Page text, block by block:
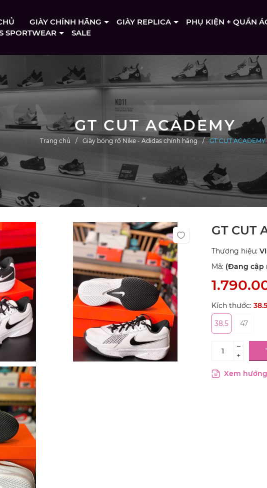
GIÀY CHÍNH HÃNG GIÀY REPLICA
PHỤ KIỆN + QUẦN
SPORTWEAR
SALE
GT CUT ACADEMY
Trang chủ Giày bóng rổ Nike - Adidas chính hãng GT CUT ACADEMY
GT CUT
Thương hiệu:
Mã: (Đang cập
Kích thước: 38.5
38.5
47
–
+
Xem